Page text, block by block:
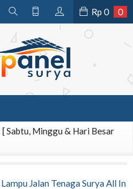
Rp 0 0
Sabtu, Minggu & Hari Besar
Jalan Tenaga Surya All In